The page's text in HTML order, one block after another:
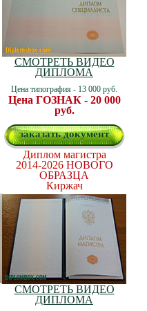
СМОТРЕТЬ ВИДЕО
ДИПЛОМА
Цена типография - 13 000 руб.
Цена ГОЗНАК - 20 000
руб.
заказать документ
Диплом магистра
2014-2026 НОВОГО
ОБРАЗЦА
Киржач
СМОТРЕТЬ ВИДЕО
ДИПЛОМА